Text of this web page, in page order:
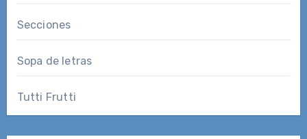
Secciones
Sopa de letras
Tutti Frutti